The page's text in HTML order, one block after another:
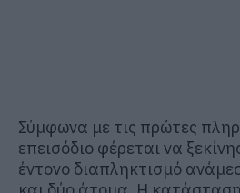
Σύμφωνα με τις πρώτες
επεισόδιο φέρεται να
έντονο διαπληκτισμό